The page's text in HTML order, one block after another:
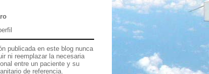
publicada en este blog nunca
ni reemplazar la necesaria
entre un paciente y su
de referencia.